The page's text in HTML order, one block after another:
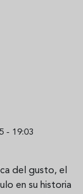
- 19:03
del gusto, el
en su historia